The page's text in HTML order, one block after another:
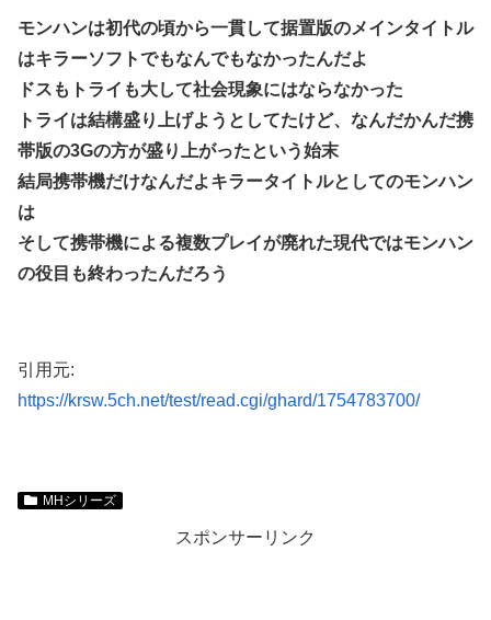
モンハンは初代の頃から一貫して据置版のメインタイトル
はキラーソフトでもなんでもなかったんだよ
ドスもトライも大して社会現象にはならなかった
トライは結構盛り上げようとしてたけど、なんだかんだ携
帯版の3Gの方が盛り上がったという始末
結局携帯機だけなんだよキラータイトルとしてのモンハン
は
そして携帯機による複数プレイが廃れた現代ではモンハン
の役目も終わったんだろう
引用元:
https://krsw.5ch.net/test/read.cgi/ghard/1754783700/
MHシリーズ
スポンサーリンク